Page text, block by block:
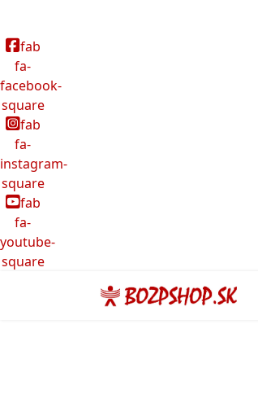
fab
fa-
facebook-
square
fab
fa-
instagram-
square
fab
fa-
youtube-
square